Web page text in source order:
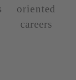
oriented
careers